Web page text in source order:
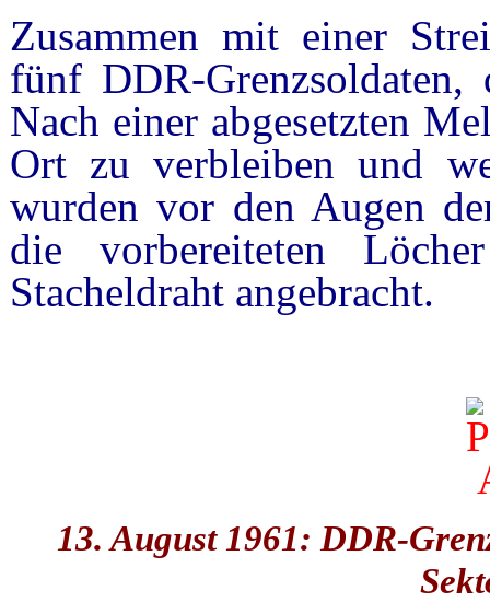
Zusammen mit einer
fünf DDR-
Nach einer abgesetzten
Ort zu verbleiben und
wurden vor den Augen
die vorbereiteten
Stacheldraht angebracht.
13. August 1961: DDR-